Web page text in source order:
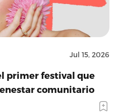
Jul 15, 2026
primer festival que
comunitario